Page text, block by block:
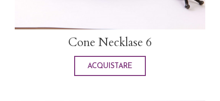
Cone Necklase 6
ACQUISTARE